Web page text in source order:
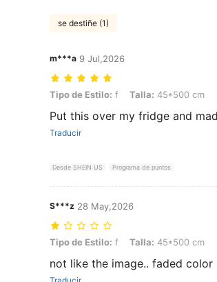
se destiñe (1)
m***a 9 Jul,2026
Tipo de Estilo: f, Talla: 45*500 cm
Tipo de Estilo: f Talla: 45*500 cm
Put this over my fridge and
Traducir
Desde SHEIN US Programa de puntos
S***z 28 May,2026
Tipo de Estilo: f, Talla: 45*500 cm
Tipo de Estilo: f Talla: 45*500 cm
not like the image.. faded color